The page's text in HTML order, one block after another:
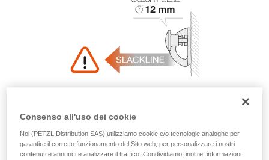
Consenso all'uso dei cookie
Noi (PETZL Distribution SAS) utilizziamo cookie e/o tecnologie analoghe per
garantire il corretto funzionamento del Sito web, per personalizzare i nostri
contenuti e annunci e analizzare il traffico. Condividiamo, inoltre, informazioni